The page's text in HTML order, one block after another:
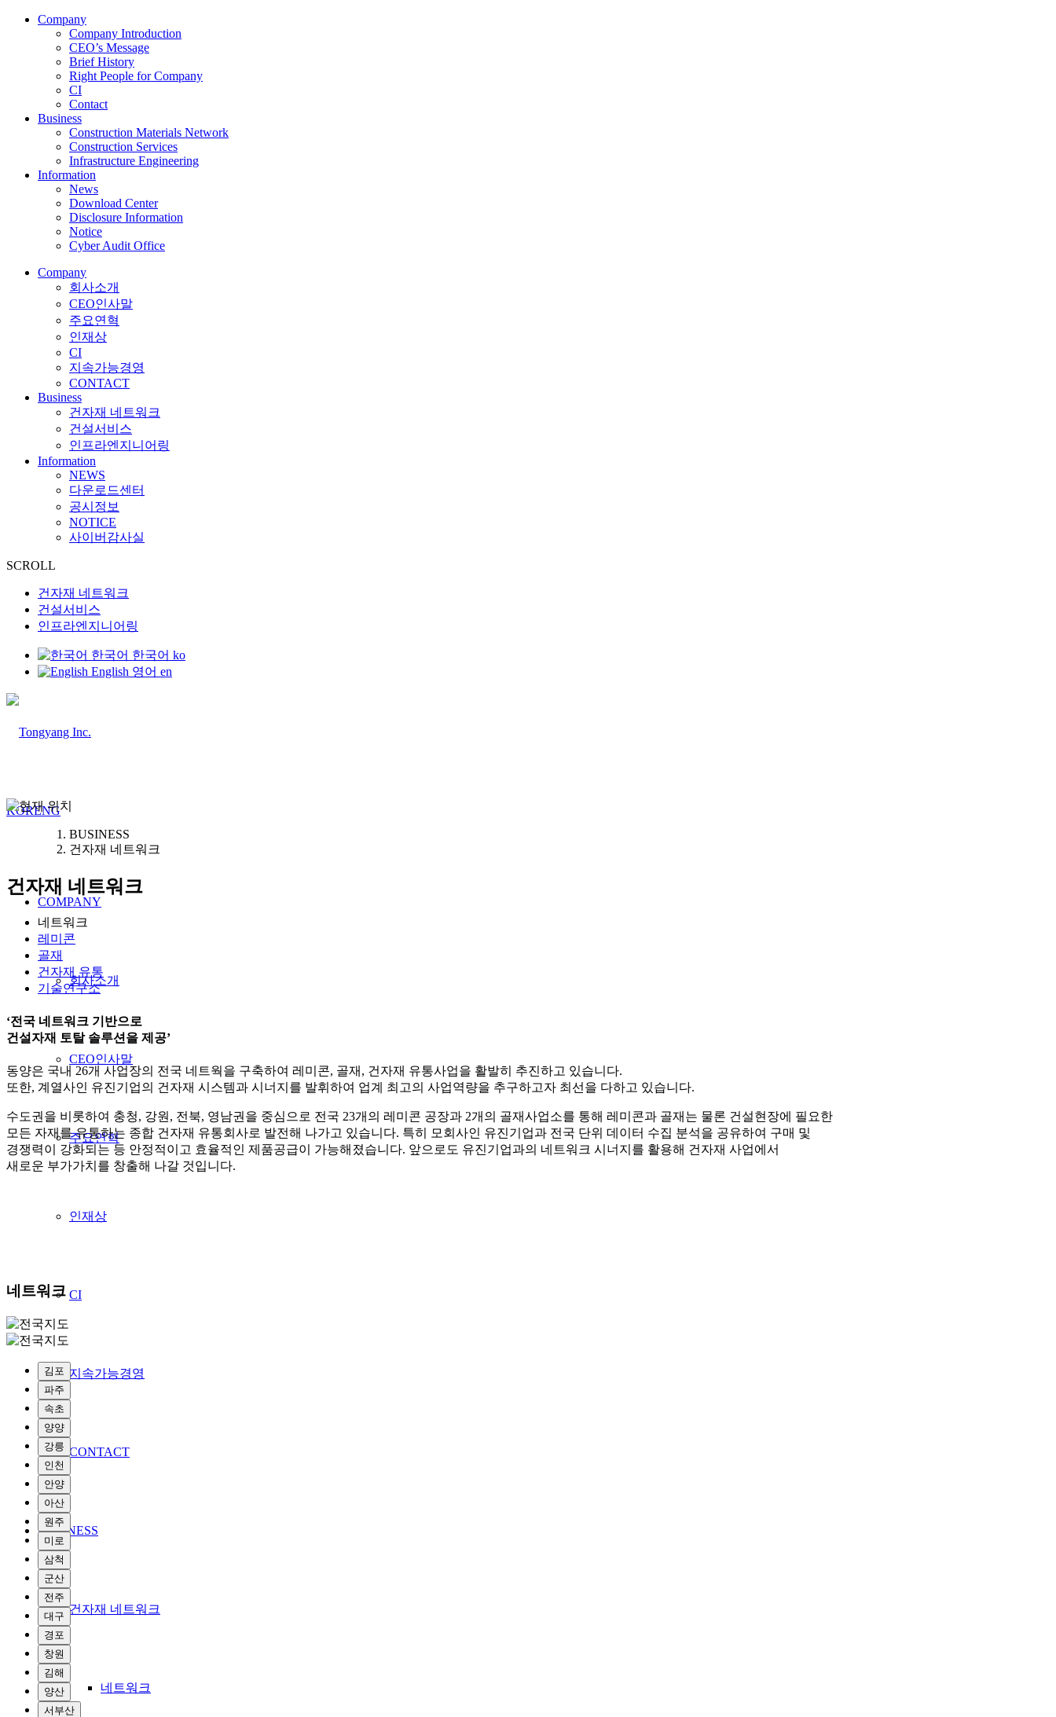
Company
Company Introduction
CEO’s Message
Brief History
Right People for Company
CI
Contact
Business
Construction Materials Network
Construction Services
Infrastructure Engineering
Information
News
Download Center
Disclosure Information
Notice
Cyber Audit Office
Company
회사소개
CEO인사말
주요연혁
인재상
CI
지속가능경영
CONTACT
Business
건자재 네트워크
건설서비스
인프라엔지니어링
Information
NEWS
다운로드센터
공시정보
NOTICE
사이버감사실
SCROLL
건자재 네트워크
건설서비스
인프라엔지니어링
한국어 한국어 ko
English 영어 en
KORENG
COMPANY
회사소개
CEO인사말
주요연혁
인재상
CI
지속가능경영
CONTACT
BUSINESS
건자재 네트워크
네트워크
BUSINESS
건자재 네트워크
건자재 네트워크
네트워크
레미콘
골재
건자재 유통
기술연구소
‘전국 네트워크 기반으로
건설자재 토탈 솔루션을 제공’
동양은 국내 26개 사업장의 전국 네트웍을 구축하여 레미콘, 골재, 건자재 유통사업을 활발히 추진하고 있습니다.
또한, 계열사인 유진기업의 건자재 시스템과 시너지를 발휘하여 업계 최고의 사업역량을 추구하고자 최선을 다하고 있습니다.
수도권을 비롯하여 충청, 강원, 전북, 영남권을 중심으로 전국 23개의 레미콘 공장과 2개의 골재사업소를 통해 레미콘과 골재는 물론 건설현장에 필요한
모든 자재를 유통하는 종합 건자재 유통회사로 발전해 나가고 있습니다. 특히 모회사인 유진기업과 전국 단위 데이터 수집 분석을 공유하여 구매 및
경쟁력이 강화되는 등 안정적이고 효율적인 제품공급이 가능해졌습니다. 앞으로도 유진기업과의 네트워크 시너지를 활용해 건자재 사업에서
새로운 부가가치를 창출해 나갈 것입니다.
네트워크
김포
파주
속초
양양
강릉
인천
안양
아산
원주
미로
삼척
군산
전주
대구
경포
창원
김해
양산
서부산